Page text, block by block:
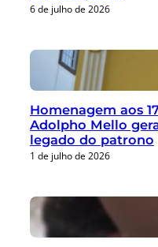
6 de julho de 2026
Homenagem aos
Adolpho Mello
legado do patrono
1 de julho de 2026